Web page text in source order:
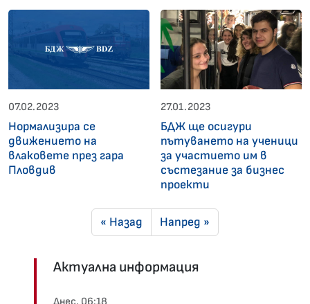
07.02.2023
Нормализира се
движението на
влаковете през гара
Пловдив
27.01.2023
БДЖ ще осигури
пътуването на ученици
за участието им в
състезание за бизнес
проекти
« Назад Напред »
Актуална информация